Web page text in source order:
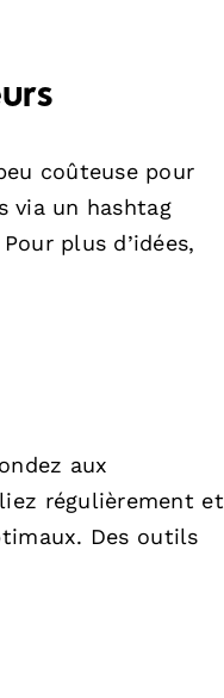
coûteuse pour
via un hashtag
plus d’idées,
aux
régulièrement et
Des outils